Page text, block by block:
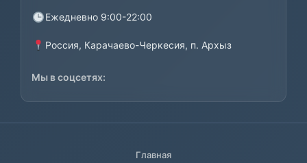
Ежедневно 9:00-22:00
Россия, Карачаево-Черкесия, п. Архыз
Мы в соцсетях:
Главная